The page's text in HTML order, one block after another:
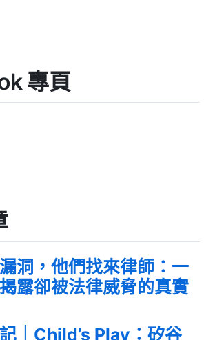
專頁
洞，他們找來律師：一
露卻被法律威脅的真實
｜Child’s Play：矽谷